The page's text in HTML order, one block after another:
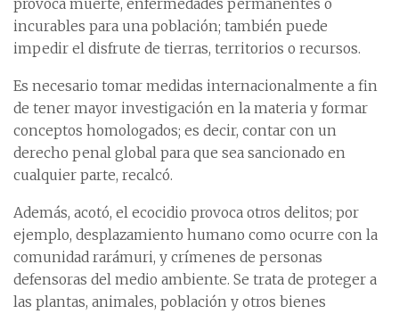
provoca muerte, enfermedades permanentes o
incurables para una población; también puede
impedir el disfrute de tierras, territorios o recursos.
Es necesario tomar medidas internacionalmente a fin
de tener mayor investigación en la materia y formar
conceptos homologados; es decir, contar con un
derecho penal global para que sea sancionado en
cualquier parte, recalcó.
Además, acotó, el ecocidio provoca otros delitos; por
ejemplo, desplazamiento humano como ocurre con la
comunidad rarámuri, y crímenes de personas
defensoras del medio ambiente. Se trata de proteger a
las plantas, animales, población y otros bienes